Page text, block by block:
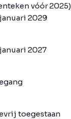
vóór 2025)
2029
2027
toegestaan